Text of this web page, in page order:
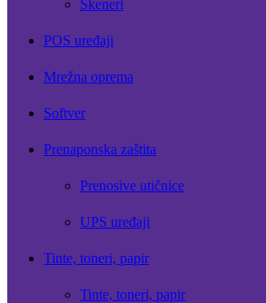
Skeneri
POS uređaji
Mrežna oprema
Softver
Prenaponska zaštita
Prenosive utičnice
UPS uređaji
Tinte, toneri, papir
Tinte, toneri, papir